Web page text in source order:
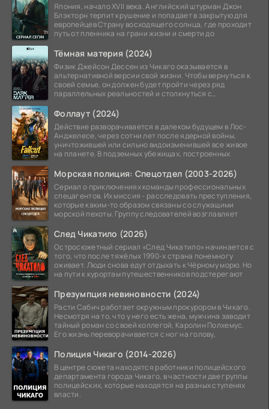
Япония, начало XVII века. Английский штурман Джон
Блэкторн терпит крушение и попадает в закрытую для
европейцев Страну восходящего солнца, где проходит
путь от пленника на грани жизни и смерти до
Тёмная материя (2024)
Физик Джейсон Дессен из Чикаго оказывается в
альтернативной версии свой жизни. Чтобы вернуться к
своей семье, он должен будет пройти через ряд
параллельных реальностей и столкнуться с
Фоллаут (2024)
Действие разворачивается в далеком будущем в Лос-
Анджелесе, через сотни лет после ядерной войны,
уничтожившей или сильно видоизменившей все живое
на планете. В подземных убежищах, построенных
Морская полиция: Спецотдел (2003-2026)
Сериал о приключениях команды профессиональных
спецагентов. Их миссия - расследовать преступления,
которые каким-то образом связаны со служащими
морской пехоты. Группу следователей возглавляет
След Чикатило (2026)
Остросюжетный сериал «След Чикатило» начинается с
того, что после тяжёлых 1990-х страна понемногу
оживает. Люди снова едут отдыхать к Чёрному морю. Но
на пути к курортам путешественников подстерегают
Презумпция невиновности (2024)
Расти Сабич работает окружным прокурором в Чикаго.
Несмотря на то, что у него есть жена, мужчина заводит
тайный роман со своей коллегой, Каролин Полхемус.
Его жизнь переворачивается с ног на голову,
Полиция Чикаго (2014-2026)
В центре сюжета находятся работники полицейского
департамента города Чикаго, в частности две группы
полицейских, которые находятся на разных ступенях
власти.